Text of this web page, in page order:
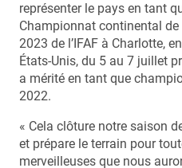
représenter le pays en tant
Championnat continental
2023 de l’IFAF à Charlotte,
États-Unis, du 5 au 7 juillet
a mérité en tant que
2022.
« Cela clôture notre saison
et prépare le terrain pour
merveilleuses que nous